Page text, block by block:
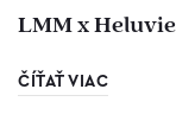
LMM x
ČÍŤAŤ VIAC